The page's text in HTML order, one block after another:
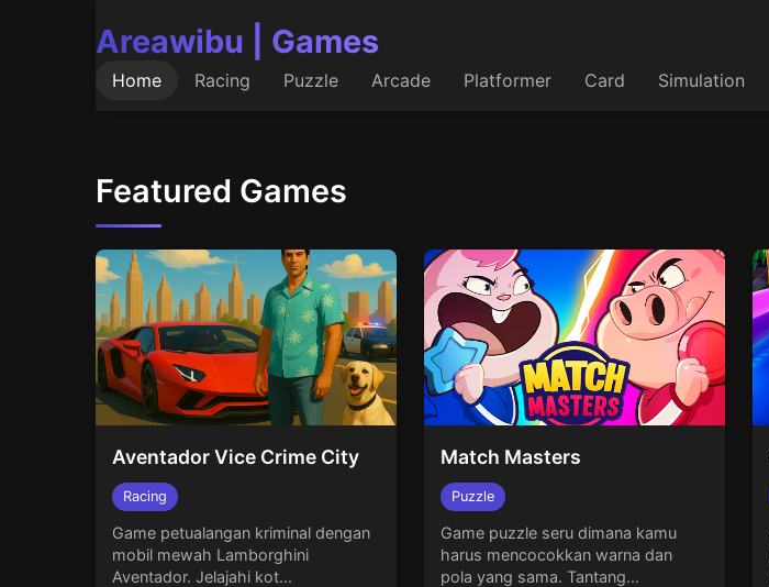
Areawibu | Games
Home Racing Puzzle Arcade Platformer Card Simulation
Featured Games
Aventador Vice Crime City
Racing
Game petualangan kriminal dengan
mobil mewah Lamborghini
Aventador. Jelajahi kot...
Match Masters
Puzzle
Game puzzle seru dimana kamu
harus mencocokkan warna dan
pola yang sama. Tantang...